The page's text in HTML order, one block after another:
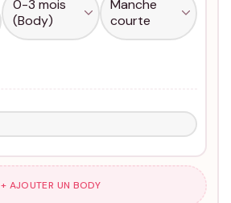
+ AJOUTER UN BODY